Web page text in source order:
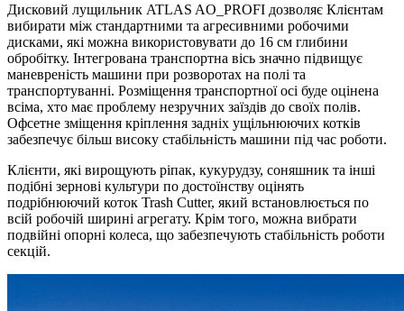
Дисковий лущильник ATLAS AO_PROFI дозволяє Клієнтам
вибирати між стандартними та агресивними робочими
дисками, які можна використовувати до 16 см глибини
обробітку. Інтегрована транспортна вісь значно підвищує
маневреність машини при розворотах на полі та
транспортуванні. Розміщення транспортної осі буде оцінена
всіма, хто має проблему незручних заїздів до своїх полів.
Офсетне зміщення кріплення задніх ущільнюючих котків
забезпечує більш високу стабільність машини під час роботи.
Клієнти, які вирощують ріпак, кукурудзу, соняшник та інші
подібні зернові культури по достоїнству оцінять
подрібнюючий коток Trash Cutter, який встановлюється по
всій робочій ширині агрегату. Крім того, можна вибрати
подвійні опорні колеса, що забезпечують стабільність роботи
секцій.